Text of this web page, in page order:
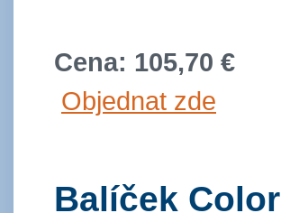
Cena: 105,70 €
Objednat zde
Balíček Color